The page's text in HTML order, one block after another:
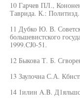
10 Гарчев ПЛ.,
Таврида. К.:
11 Дубко Ю. В.
большевистского
1999.CJ0-51.
12 Быкова Т. Б.
13 Заулочна С.А.
14 1илин A.B.